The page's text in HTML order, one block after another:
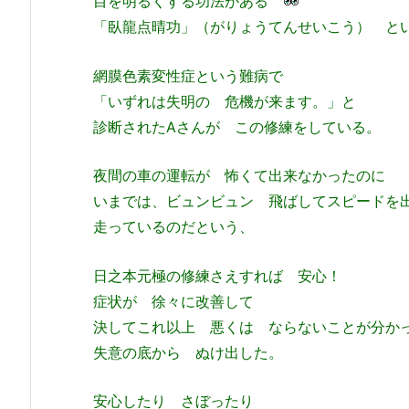
「臥龍点晴功」（がりょうてんせいこう） と
網膜色素変性症という難病で
「いずれは失明の 危機が来ます。」と
診断されたAさんが この修練をしている。
夜間の車の運転が 怖くて出来なかったのに
いまでは、ビュンビュン 飛ばしてスピードを
走っているのだという、
日之本元極の修練さえすれば 安心！
症状が 徐々に改善して
決してこれ以上 悪くは ならないことが分か
失意の底から ぬけ出した。
安心したり さぼったり